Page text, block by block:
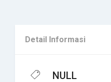
Detail Informasi
NULL